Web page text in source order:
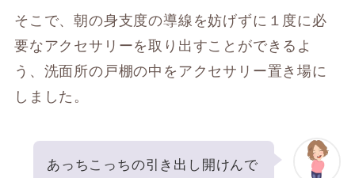
そこで、朝の身支度の導線を妨げずに１度に必
要なアクセサリーを取り出すことができるよ
う、洗面所の戸棚の中をアクセサリー置き場に
しました。
あっちこっちの引き出し開けんで